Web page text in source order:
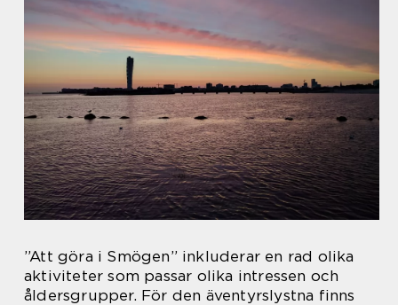
”Att göra i Smögen” inkluderar en rad olika
aktiviteter som passar olika intressen och
åldersgrupper. För den äventyrslystna finns